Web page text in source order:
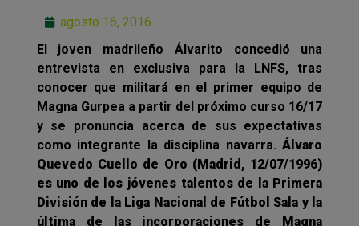
agosto 16, 2016
El joven madrileño Álvarito concedió una
entrevista en exclusiva para la LNFS, tras
conocer que militará en el primer equipo de
Magna Gurpea a partir del próximo curso 16/17
y se pronuncia acerca de sus expectativas
como integrante la disciplina navarra.Álvaro
Quevedo Cuello de Oro (Madrid, 12/07/1996)
es uno de los jóvenes talentos de la Primera
División de la Liga Nacional de Fútbol Sala y la
última de las incorporaciones de Magna